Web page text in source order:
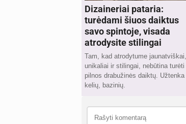
Dizaineriai pataria:
turėdami šiuos daiktus
savo spintoje, visada
atrodysite stilingai
Tam, kad atrodytume jaunatviškai,
unikaliai ir stilingai, nebūtina turėti
pilnos drabužinės daiktų. Užtenka
kelių, bazinių.